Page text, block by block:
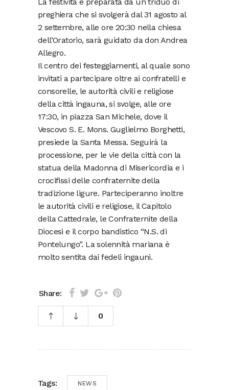
preghiera che si svolgerà dal 31 agosto al
2 settembre, alle ore 20:30 nella chiesa
dell’Oratorio, sarà guidato da don Andrea
Allegro.
Il centro dei festeggiamenti, al quale sono
invitati a partecipare oltre ai confratelli e
consorelle, le autorità civili e religiose
della città ingauna, si svolge, alle ore
17:30, in piazza San Michele, dove il
Vescovo S. E. Mons. Guglielmo Borghetti,
presiede la Santa Messa. Seguirà la
processione, per le vie della città con la
statua della Madonna di Misericordia e i
crocifissi delle confraternite della
tradizione ligure. Parteciperanno inoltre
le autorità civili e religiose, il Capitolo
della Cattedrale, le Confraternite della
Diocesi e il corpo bandistico “N.S. di
Pontelungo”. La solennità mariana è
molto sentita dai fedeli ingauni.
Share:
0
Tags: NEWS